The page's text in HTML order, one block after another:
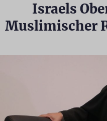
Israels
Muslimischer